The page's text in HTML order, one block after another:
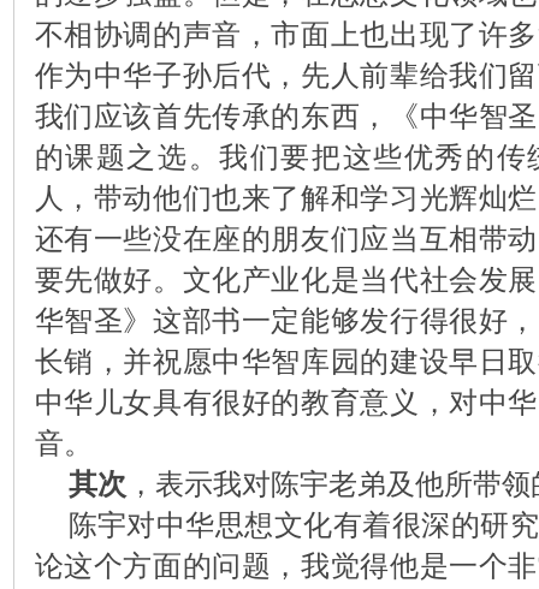
不相协调的声音，市面上也出现了许
作为中华子孙后代，先人前辈给我们
我们应该首先传承的东西，《中华智
的课题之选。我们要把这些优秀的
人，带动他们也来了解和学习光辉灿
还有一些没在座的朋友们应当互相带
要先做好。文化产业化是当代社会发
华智圣》这部书一定能够发行得很好
长销，并祝愿中华智库园的建设早日
中华儿女具有很好的教育意义，对中
音。
其次 ，表示我对陈宇老弟及他所带
陈宇对中华思想文化有着很深的研
论这个方面的问题，我觉得他是一个